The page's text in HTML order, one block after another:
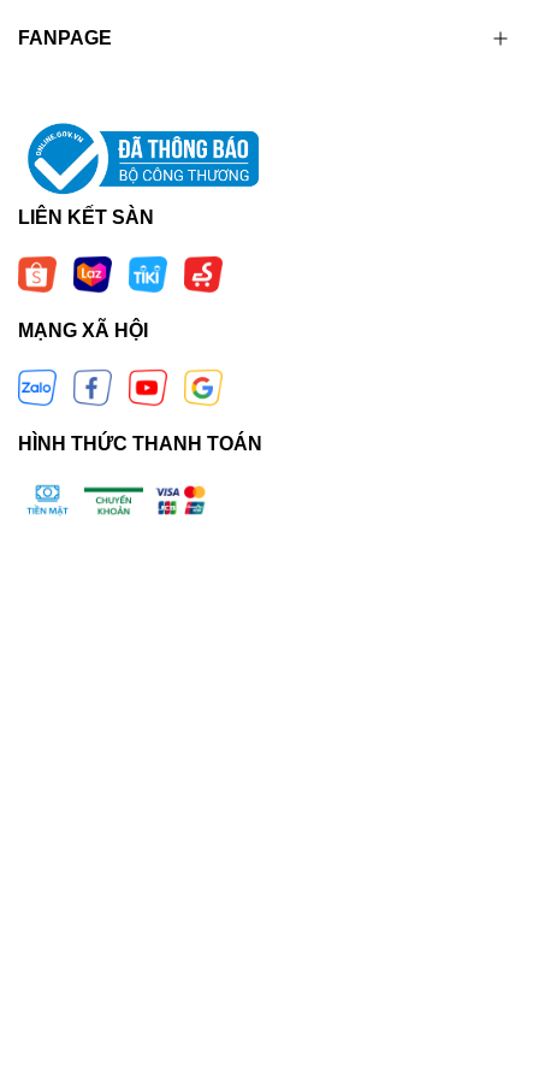
FANPAGE
LIÊN KẾT SÀN
MẠNG XÃ HỘI
HÌNH THỨC THANH TOÁN